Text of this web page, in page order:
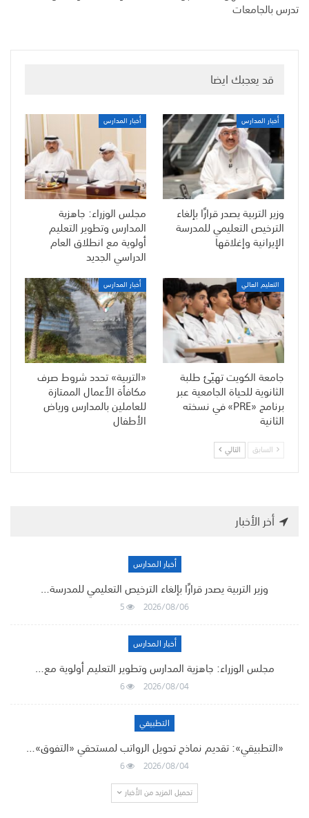
تدرس بالجامعات
قد يعجبك ايضا
أخبار المدارس
وزير التربية يصدر قرارًا بإلغاء
الترخيص التعليمي للمدرسة
الإيرانية وإغلاقها
أخبار المدارس
مجلس الوزراء: جاهزية
المدارس وتطوير التعليم
أولوية مع انطلاق العام
الدراسي الجديد
التعليم العالي
جامعة الكويت تهيّئ طلبة
الثانوية للحياة الجامعية عبر
برنامج «PRE» في نسخته
الثانية
أخبار المدارس
«التربية» تحدد شروط صرف
مكافأة الأعمال الممتازة
للعاملين بالمدارس ورياض
الأطفال
السابق التالي
أخر الأخبار
أخبار المدارس
وزير التربية يصدر قرارًا بإلغاء الترخيص التعليمي للمدرسة…
2026/08/06
5
أخبار المدارس
مجلس الوزراء: جاهزية المدارس وتطوير التعليم أولوية مع…
2026/08/04
6
التطبيقي
«التطبيقي»: تقديم نماذج تحويل الرواتب لمستحقي «التفوق»…
2026/08/04
6
تحميل المزيد من الأخبار